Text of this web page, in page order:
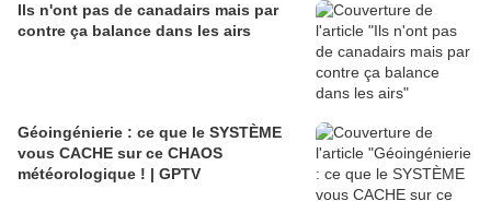
Ils n'ont pas de canadairs mais par
contre ça balance dans les airs
Géoingénierie : ce que le SYSTÈME
vous CACHE sur ce CHAOS
météorologique ! | GPTV